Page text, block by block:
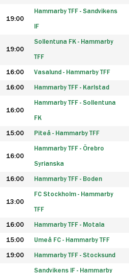
19:00
Hammarby TFF - Sandvikens
IF
19:00
Sollentuna FK - Hammarby
TFF
16:00 Vasalund - Hammarby TFF
16:00 Hammarby TFF - Karlstad
16:00
Hammarby TFF - Sollentuna
FK
15:00 Piteå - Hammarby TFF
16:00
Hammarby TFF - Örebro
Syrianska
16:00 Hammarby TFF - Boden
13:00
FC Stockholm - Hammarby
TFF
16:00 Hammarby TFF - Motala
15:00 Umeå FC - Hammarby TFF
19:00 Hammarby TFF - Stocksund
Sandvikens IF - Hammarby